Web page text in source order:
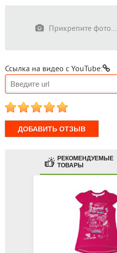
Прикрепите фото...
Ссылка на видео с YouTube:
1 2 3 4 5
РЕКОМЕНДУЕМЫЕ
ТОВАРЫ